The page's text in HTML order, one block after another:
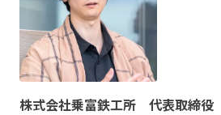
株式会社乗富鉄工所 代表取締